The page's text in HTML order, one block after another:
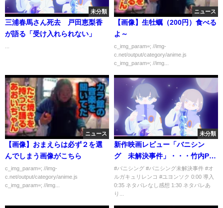
未分類
三浦春馬さん死去 戸田恵梨香
が語る「受け入れられない」
ニュース
【画像】生牡蠣（200円）食べる
よ～
c_img_param=; //img-
c.net/output/category/anime.js
c_img_param=; //img...
ニュース
【画像】おまえらは必ず２を選
んでしまう画像がこちら
c_img_param=; //img-
c.net/output/category/anime.js
c_img_param=; //img...
未分類
新作映画レビュー「バニシン
グ 未解決事件」・・・竹内P期
待しすぎ？○○主体の方が良かっ
た？
#バニシング #バニシング未解決事件 #オ
ルガキュリレンコ #ユヨンソク 0:00 導入
0:35 ネタバレなし感想 1:30 ネタバレあ
り...